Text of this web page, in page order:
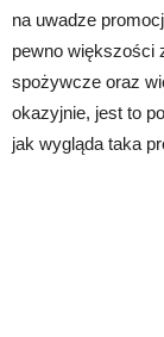
na uwadze
pewno większości
spożywcze oraz
okazyjnie, jest to
jak wygląda taka